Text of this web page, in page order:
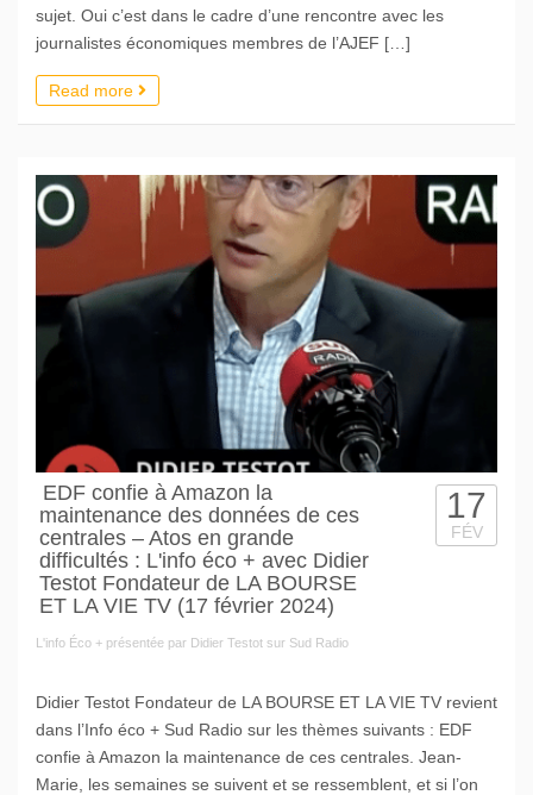
sujet. Oui c’est dans le cadre d’une rencontre avec les
journalistes économiques membres de l’AJEF […]
Read more
EDF confie à Amazon la
maintenance des données de ces
centrales – Atos en grande
difficultés : L'info éco + avec Didier
Testot Fondateur de LA BOURSE
ET LA VIE TV (17 février 2024)
L'info Éco + présentée par Didier Testot sur Sud Radio
17
FÉV
Didier Testot Fondateur de LA BOURSE ET LA VIE TV revient
dans l’Info éco + Sud Radio sur les thèmes suivants : EDF
confie à Amazon la maintenance de ces centrales. Jean-
Marie, les semaines se suivent et se ressemblent, et si l’on